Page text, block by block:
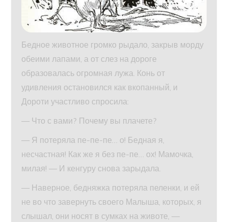
Бедное животное громко рыдало, закрыв морду
обеими лапами, а от слез на дороге
образовалась огромная лужа. Конь от
удивления остановился как вкопанный, и
Дороти участливо спросила:
— Что с вами? Почему вы плачете?
— Я потеряла пе-пе-пе… о! Бедная я,
несчастная! Как же я без пе-пе… ох! Мамочка,
милая! — И кенгуру снова зарыдала.
— Наверное, бедняжка потеряла пеленки, и ей
не во что завернуть своего Малыша, которых, я
слышал, они носят в сумках на животе, —